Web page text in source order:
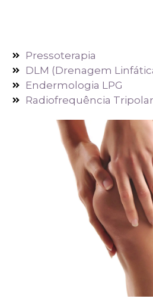
Pressoterapia
DLM (Drenagem
Endermologia LPG
Radiofrequência Tripolar